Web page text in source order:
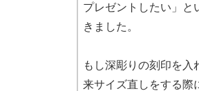
プレゼントしたい」と
きました。
もし深彫りの刻印を入
来サイズ直しをする際